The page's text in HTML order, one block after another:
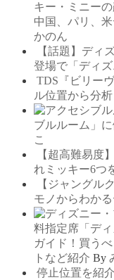
キー・ミニー
中国、パリ、
かのん
【話題】ディ
登場で「ディ
TDS『ビリー
ル位置から分
ブルルーム」
こ
【超高難易度
れミッキー6つ
【ジャングル
モノからわか
料指定席「デ
ガイド！買う
トなど紹介 By
停止位置を紹